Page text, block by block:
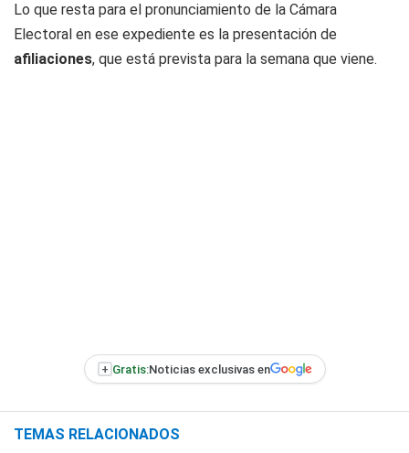
Lo que resta para el pronunciamiento de la Cámara
Electoral en ese expediente es la presentación de
afiliaciones, que está prevista para la semana que viene.
+ Gratis:Noticias exclusivas en
TEMAS RELACIONADOS